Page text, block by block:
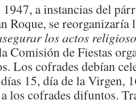
instancias del
Roque, se
los actos
Comisión de Fiestas
Los cofrades debían
15, día de la Virgen,
los cofrades difuntos.